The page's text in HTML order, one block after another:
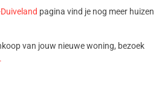
pagina vind je nog meer huizen
van jouw nieuwe woning, bezoek